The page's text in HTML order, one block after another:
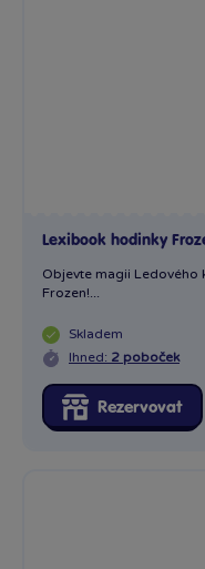
Lexibook hodinky
Objevte magii Ledového
Frozen!...
Skladem
Ihned: 2 poboček
Rezervovat